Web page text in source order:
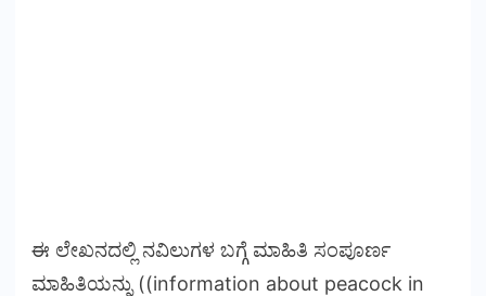
ಈ ಲೇಖನದಲ್ಲಿ ನವಿಲುಗಳ ಬಗ್ಗೆ ಮಾಹಿತಿ ಸಂಪೂರ್ಣ
ಮಾಹಿತಿಯನ್ನು ((information about peacock in